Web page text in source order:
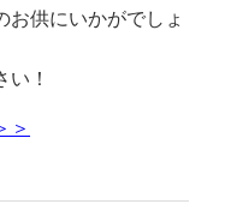
お供にいかがでしょ
！
＞